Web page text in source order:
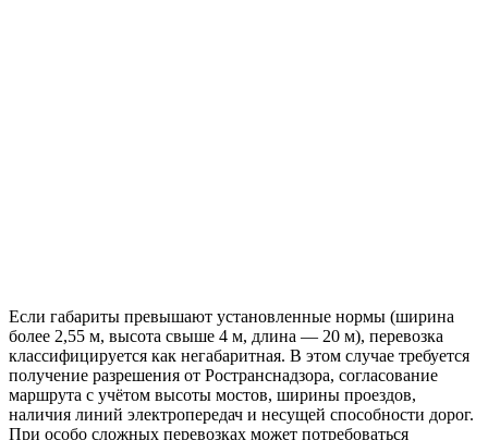
Если габариты превышают установленные нормы (ширина
более 2,55 м, высота свыше 4 м, длина — 20 м), перевозка
классифицируется как негабаритная. В этом случае требуется
получение разрешения от Ространснадзора, согласование
маршрута с учётом высоты мостов, ширины проездов,
наличия линий электропередач и несущей способности дорог.
При особо сложных перевозках может потребоваться